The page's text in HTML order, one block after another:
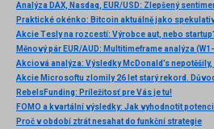
Akcie Tesly na rozcestí: Výrobce aut, nebo
Měnový pár EUR/AUD: Multitimeframe analýza
RebelsFunding: Príležitosť pre Vás je tu!
FOMO a kvartální výsledky: Jak vyhodnotit
Proč v období ztrát nesahat do funkční strategie